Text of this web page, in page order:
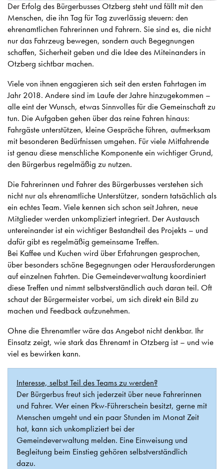
Der Erfolg des Bürgerbusses Otzberg steht und fällt mit den
Menschen, die ihn Tag für Tag zuverlässig steuern: den
ehrenamtlichen Fahrerinnen und Fahrern. Sie sind es, die nicht
nur das Fahrzeug bewegen, sondern auch Begegnungen
schaffen, Sicherheit geben und die Idee des Miteinanders in
Otzberg sichtbar machen.
Viele von ihnen engagieren sich seit den ersten Fahrtagen im
Jahr 2018. Andere sind im Laufe der Jahre hinzugekommen –
alle eint der Wunsch, etwas Sinnvolles für die Gemeinschaft zu
tun. Die Aufgaben gehen über das reine Fahren hinaus:
Fahrgäste unterstützen, kleine Gespräche führen, aufmerksam
mit besonderen Bedürfnissen umgehen. Für viele Mitfahrende
ist genau diese menschliche Komponente ein wichtiger Grund,
den Bürgerbus regelmäßig zu nutzen.
Die Fahrerinnen und Fahrer des Bürgerbusses verstehen sich
nicht nur als ehrenamtliche Unterstützer, sondern tatsächlich als
ein echtes Team. Viele kennen sich schon seit Jahren, neue
Mitglieder werden unkompliziert integriert. Der Austausch
untereinander ist ein wichtiger Bestandteil des Projekts – und
dafür gibt es regelmäßig gemeinsame Treffen.
Bei Kaffee und Kuchen wird über Erfahrungen gesprochen,
über besonders schöne Begegnungen oder Herausforderungen
auf einzelnen Fahrten. Die Gemeindeverwaltung koordiniert
diese Treffen und nimmt selbstverständlich auch daran teil. Oft
schaut der Bürgermeister vorbei, um sich direkt ein Bild zu
machen und Feedback aufzunehmen.
Ohne die Ehrenamtler wäre das Angebot nicht denkbar. Ihr
Einsatz zeigt, wie stark das Ehrenamt in Otzberg ist – und wie
viel es bewirken kann.
Interesse, selbst Teil des Teams zu werden?
Der Bürgerbus freut sich jederzeit über neue Fahrerinnen
und Fahrer. Wer einen Pkw-Führerschein besitzt, gerne mit
Menschen umgeht und ein paar Stunden im Monat Zeit
hat, kann sich unkompliziert bei der
Gemeindeverwaltung melden. Eine Einweisung und
Begleitung beim Einstieg gehören selbstverständlich
dazu.